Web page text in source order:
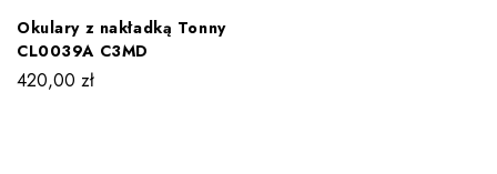
Okulary z nakładką Tonny
CL0039A C3MD
420,00 zł